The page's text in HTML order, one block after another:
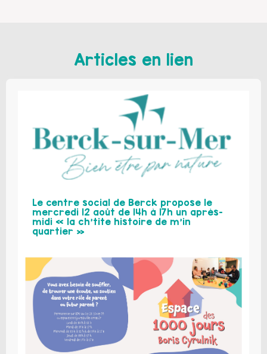
Articles en lien
Le centre social de Berck propose le
mercredi 12 août de 14h à 17h un après-
midi « la ch’tite histoire de m’in
quartier »